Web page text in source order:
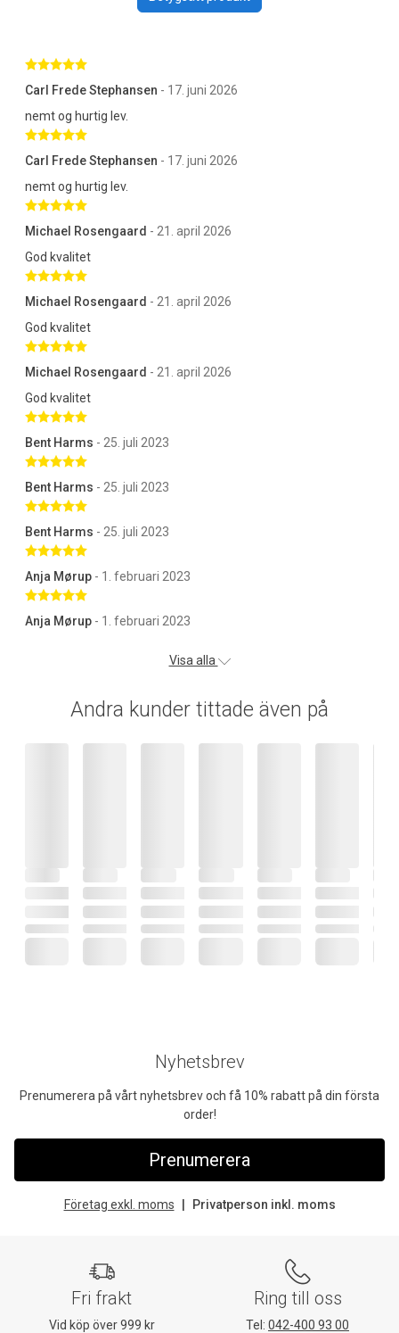
Betygsatt 5 av 5 stjärnor
Carl Frede Stephansen - 17. juni 2026
nemt og hurtig lev.
Betygsatt 5 av 5 stjärnor
Carl Frede Stephansen - 17. juni 2026
nemt og hurtig lev.
Betygsatt 5 av 5 stjärnor
Michael Rosengaard - 21. april 2026
God kvalitet
Betygsatt 5 av 5 stjärnor
Michael Rosengaard - 21. april 2026
God kvalitet
Betygsatt 5 av 5 stjärnor
Michael Rosengaard - 21. april 2026
God kvalitet
Betygsatt 5 av 5 stjärnor
Bent Harms - 25. juli 2023
Betygsatt 5 av 5 stjärnor
Bent Harms - 25. juli 2023
Betygsatt 5 av 5 stjärnor
Bent Harms - 25. juli 2023
Betygsatt 5 av 5 stjärnor
Anja Mørup - 1. februari 2023
Betygsatt 5 av 5 stjärnor
Anja Mørup - 1. februari 2023
Visa alla
Andra kunder tittade även på
Nyhetsbrev
Prenumerera på vårt nyhetsbrev och få 10% rabatt på din första
order!
Prenumerera
Företag exkl. moms Privatperson inkl. moms
Fri frakt
Vid köp över 999 kr
Ring till oss
Tel: 042-400 93 00